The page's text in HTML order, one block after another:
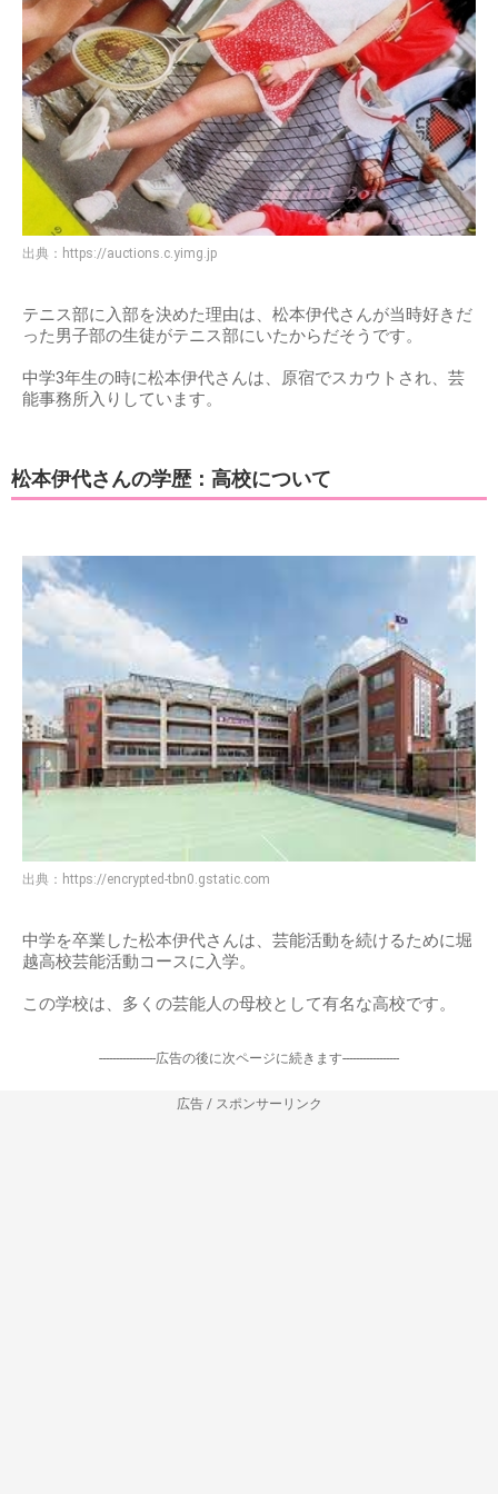
出典： https://auctions.c.yimg.jp
テニス部に入部を決めた理由は、松本伊代さんが当時好きだ
った男子部の生徒がテニス部にいたからだそうです。
中学3年生の時に松本伊代さんは、原宿でスカウトされ、芸
能事務所入りしています。
松本伊代さんの学歴：高校について
出典： https://encrypted-tbn0.gstatic.com
中学を卒業した松本伊代さんは、芸能活動を続けるために堀
越高校芸能活動コースに入学。
この学校は、多くの芸能人の母校として有名な高校です。
-----------------広告の後に次ページに続きます-----------------
広告 / スポンサーリンク